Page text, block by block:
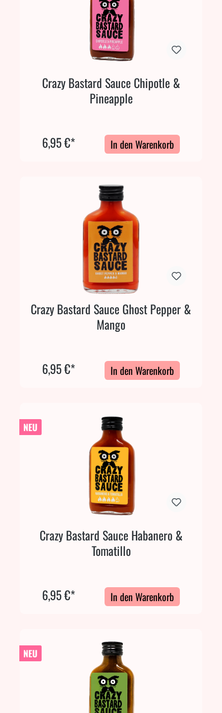
Crazy Bastard Sauce Chipotle &
Pineapple
6,95 €* In den Warenkorb
Crazy Bastard Sauce Ghost Pepper &
Mango
6,95 €* In den Warenkorb
NEU
Crazy Bastard Sauce Habanero &
Tomatillo
6,95 €* In den Warenkorb
NEU